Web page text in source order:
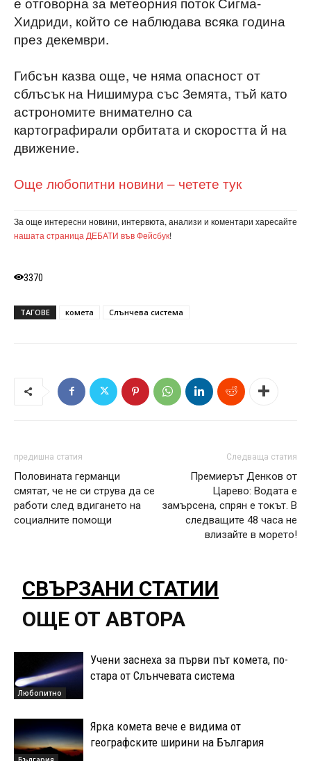
Хидриди, който се наблюдава всяка година
през декември.
Гибсън казва още, че няма опасност от
сблъсък на Нишимура със Земята, тъй като
астрономите внимателно са
картографирали орбитата и скоростта й на
движение.
Още любопитни новини – четете тук
За още интересни новини, интервюта, анализи и коментари харесайте
нашата страница ДЕБАТИ във Фейсбук!
3370
ТАГОВЕ комета Слънчева система
предишна статия
Половината германци
смятат, че не си струва да се
работи след вдигането на
социалните помощи
Следваща статия
Премиерът Денков от
Царево: Водата е
замърсена, спрян е токът. В
следващите 48 часа не
влизайте в морето!
СВЪРЗАНИ СТАТИИ
ОЩЕ ОТ АВТОРА
Любопитно
Учени заснеха за първи път комета, по-
стара от Слънчевата система
Ярка комета вече е видима от
географските ширини на България